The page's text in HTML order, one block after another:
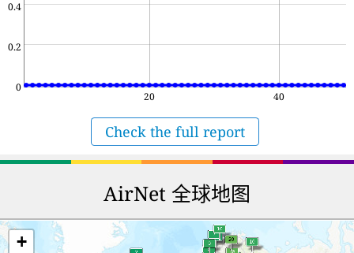
0
0.2
0.4
20 40
Check the full report
AirNet 全球地图
+